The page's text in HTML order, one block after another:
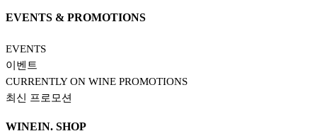
EVENTS & PROMOTIONS
EVENTS
이벤트
CURRENTLY ON WINE PROMOTIONS
최신 프로모션
WINEIN. SHOP